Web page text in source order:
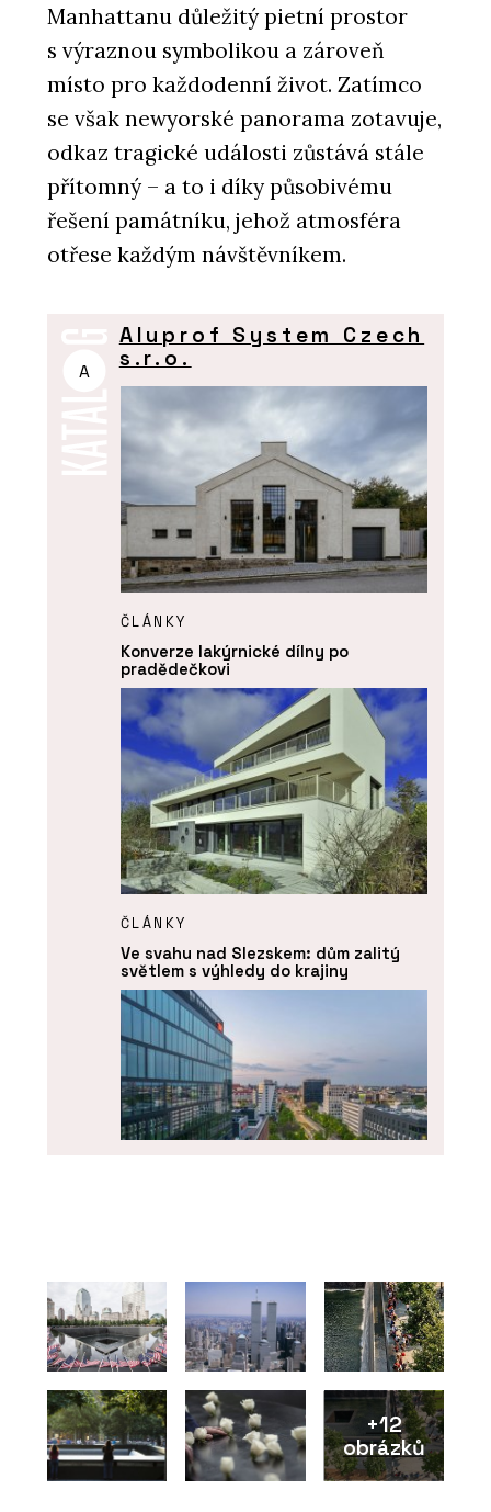
Manhattanu důležitý pietní prostor
s výraznou symbolikou a zároveň
místo pro každodenní život. Zatímco
se však newyorské panorama zotavuje,
odkaz tragické události zůstává stále
přítomný – a to i díky působivému
řešení památníku, jehož atmosféra
otřese každým návštěvníkem.
A
Aluprof System Czech
s.r.o.
ČLÁNKY
Konverze lakýrnické dílny po
pradědečkovi
ČLÁNKY
Ve svahu nad Slezskem: dům zalitý
světlem s výhledy do krajiny
+12
obrázků